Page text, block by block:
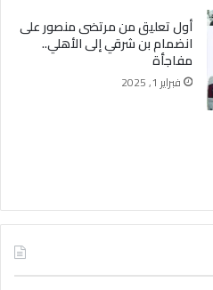
أول تعليق من مرتضى منصور على
انضمام بن شرقي إلى الأهلي..
مفاجأة
فبراير 1, 2025